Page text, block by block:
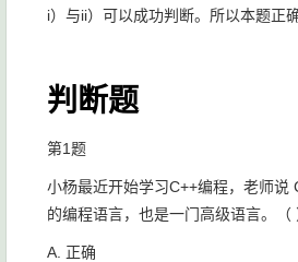
i）与ii）可以成功判断。所以本题正
判断题
第1题
小杨最近开始学习C++编程，老师说
的编程语言，也是一门高级语言。（
A. 正确